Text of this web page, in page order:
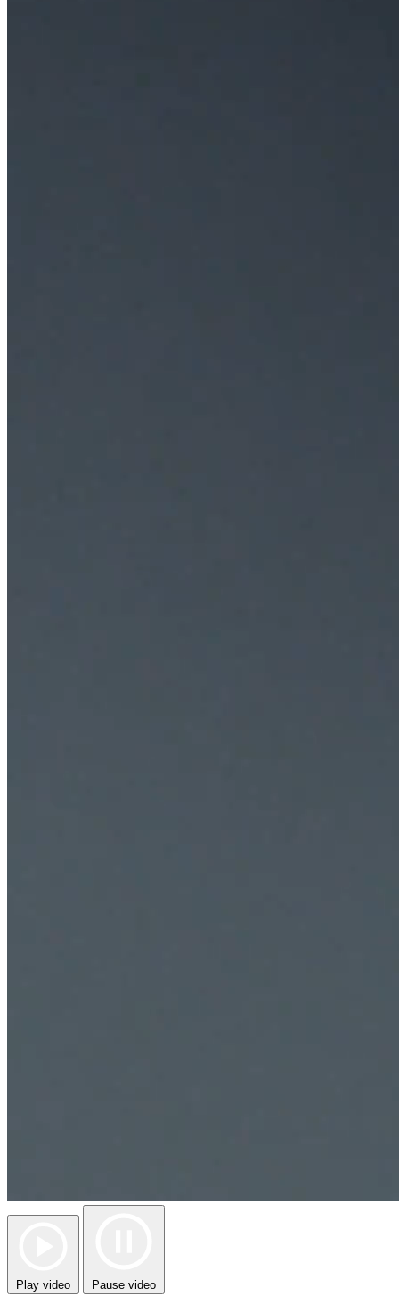
Play video Pause video